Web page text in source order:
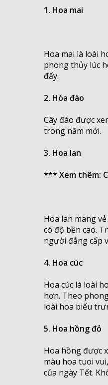
1. Hoa mai
Hoa mai là loài
phong thủy lúc
đấy.
2. Hòa đào
Cây đào được
trong năm mới.
3. Hoa lan
*** Xem thêm:
Hoa lan mang
có độ bền cao.
người đẳng cấp
4. Hoa cúc
Hoa cúc là loài
hơn. Theo
loài hoa biểu
5. Hoa hồng đỏ
Hoa hồng được
màu hoa tuoi
của ngày Tết.